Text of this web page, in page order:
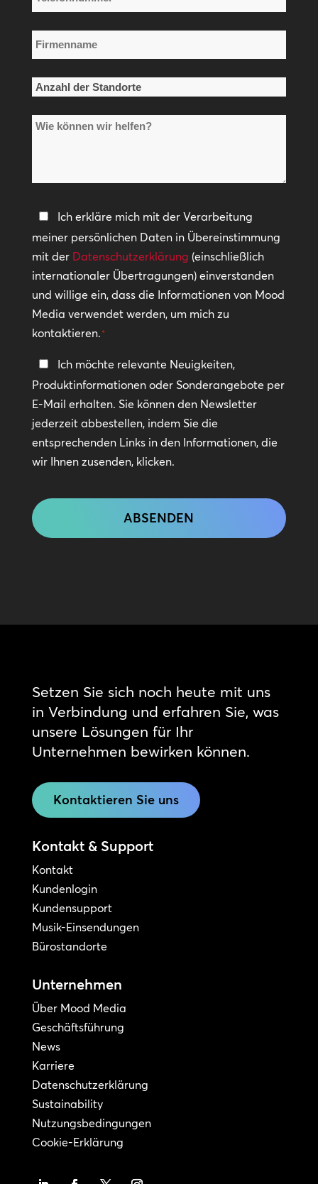
*
Firmenname
*
Anzahl
Standorte
Wie
helfen?
Datenschutzerklärung
*
Ich erkläre mich mit der Verarbeitung
meiner persönlichen Daten in Übereinstimmung
mit der Datenschutzerklärung (einschließlich
internationaler Übertragungen) einverstanden
und willige ein, dass die Informationen von Mood
Media verwendet werden, um mich zu
kontaktieren.*
In
Kontakt
bleiben
Ich möchte relevante Neuigkeiten,
Produktinformationen oder Sonderangebote per
E-Mail erhalten. Sie können den Newsletter
jederzeit abbestellen, indem Sie die
entsprechenden Links in den Informationen, die
wir Ihnen zusenden, klicken.
Setzen Sie sich noch heute mit uns
in Verbindung und erfahren Sie, was
unsere Lösungen für Ihr
Unternehmen bewirken können.
Kontaktieren Sie uns
Kontakt & Support
Kontakt
Kundenlogin
Kundensupport
Musik-Einsendungen
Bürostandorte
Unternehmen
Über Mood Media
Geschäftsführung
News
Karriere
Datenschutzerklärung
Sustainability
Nutzungsbedingungen
Cookie-Erklärung